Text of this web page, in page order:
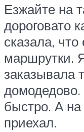
Езжайте на
дороговато
сказала,
маршрутки.
заказывала
домодедово.
быстро. А на
приехал.